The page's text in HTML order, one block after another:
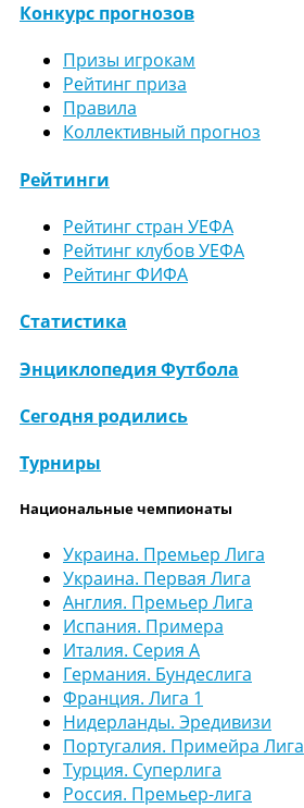
Конкурс прогнозов
Призы игрокам
Рейтинг приза
Правила
Коллективный прогноз
Рейтинги
Рейтинг стран УЕФА
Рейтинг клубов УЕФА
Рейтинг ФИФА
Статистика
Энциклопедия Футбола
Сегодня родились
Турниры
Национальные чемпионаты
Украина. Премьер Лига
Украина. Первая Лига
Англия. Премьер Лига
Испания. Примера
Италия. Серия А
Германия. Бундеслига
Франция. Лига 1
Нидерланды. Эредивизи
Португалия. Примейра Лига
Турция. Суперлига
Россия. Премьер-лига